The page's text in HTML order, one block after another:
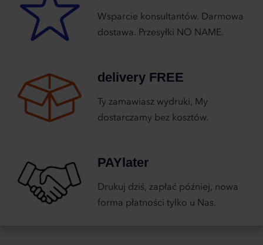
Wsparcie konsultantów. Darmowa
dostawa. Przesyłki NO NAME.
delivery FREE
Ty zamawiasz wydruki, My
dostarczamy bez kosztów.
PAYlater
Drukuj dziś, zapłać później, nowa
forma płatności tylko u Nas.